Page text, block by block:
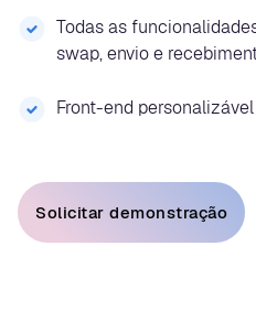
Todas as
swap, envio e
Front-end
Solicitar demonstração